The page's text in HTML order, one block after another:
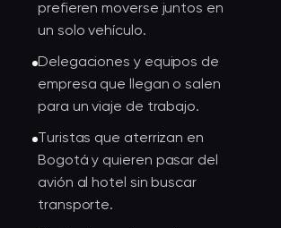
prefieren moverse juntos en
un solo vehículo.
Delegaciones y equipos de
empresa que llegan o salen
para un viaje de trabajo.
Turistas que aterrizan en
Bogotá y quieren pasar del
avión al hotel sin buscar
transporte.